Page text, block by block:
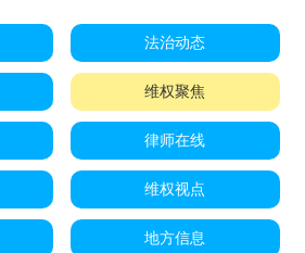
法治动态
维权聚焦
律师在线
维权视点
地方信息